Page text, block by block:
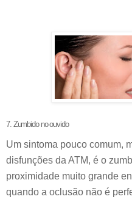
7. Zumbido no ouvido
Um sintoma pouco comum,
disfunções da ATM, é o
proximidade muito grande
quando a oclusão não é